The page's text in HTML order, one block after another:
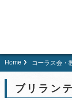
Home コーラス会・
ブリラン